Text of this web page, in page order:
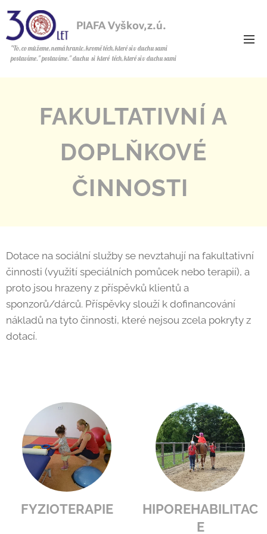
PIAFA Vyškov,z.ú.
"To, co můžeme, nemá hranic, kromě těch, které si v duchu sami
postavíme." postavíme." duchu si které těch, které si v duchu sami
FAKULTATIVNÍ A
DOPLŇKOVÉ
ČINNOSTI
Dotace na sociální služby se nevztahují na fakultativní
činnosti (využití speciálních pomůcek nebo terapií), a
proto jsou hrazeny z příspěvků klientů a
sponzorů/dárců. Příspěvky slouží k dofinancování
nákladů na tyto činnosti, které nejsou zcela pokryty z
dotací.
FYZIOTERAPIE
HIPOREHABILITAC
E